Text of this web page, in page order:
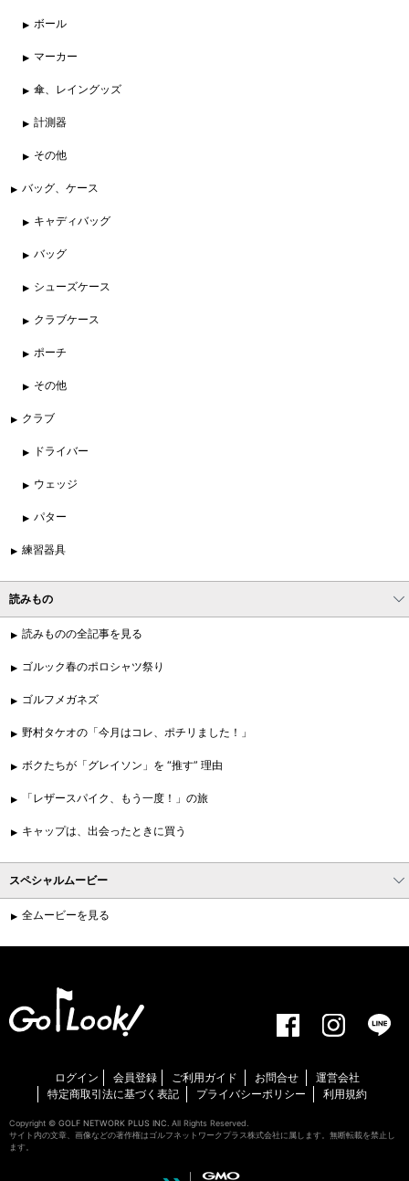
ボール
マーカー
傘、レイングッズ
計測器
その他
バッグ、ケース
キャディバッグ
バッグ
シューズケース
クラブケース
ポーチ
その他
クラブ
ドライバー
ウェッジ
パター
練習器具
読みもの
読みものの全記事を見る
ゴルック春のポロシャツ祭り
ゴルフメガネズ
野村タケオの「今月はコレ、ポチリました！」
ボクたちが「グレイソン」を “推す” 理由
「レザースパイク、もう一度！」の旅
キャップは、出会ったときに買う
スペシャルムービー
全ムービーを見る
ログイン 会員登録 ご利用ガイド お問合せ
運営会社
特定商取引法に基づく表記
プライバシーポリシー 利用規約
Copyright © GOLF NETWORK PLUS INC. All Rights Reserved.
サイト内の文章、画像などの著作権はゴルフネットワークプラス株式会社に属します。無断転載を禁止し
ます。